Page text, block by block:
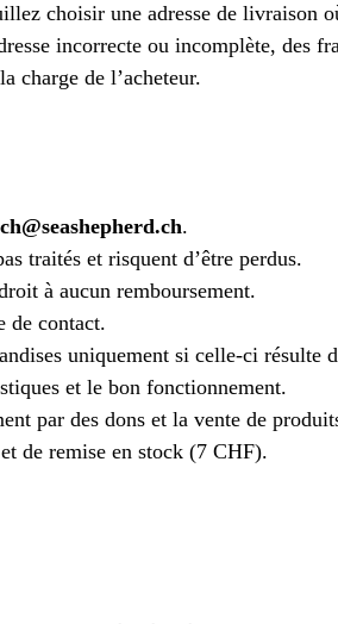
choisir une adresse de livraison
incorrecte ou incomplète, des
charge de l’acheteur.
.
traités et risquent d’être perdus.
à aucun remboursement.
de contact.
uniquement si celle-ci résulte
et le bon fonctionnement.
par des dons et la vente de
de remise en stock (7 CHF).